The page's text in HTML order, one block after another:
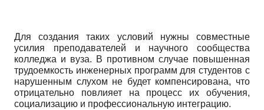
Для создания таких условий нужны совместные
усилия преподавателей и научного сообщества
колледжа и вуза. В противном случае повышенная
трудоемкость инженерных программ для студентов с
нарушенным слухом не будет компенсирована, что
отрицательно повлияет на процесс их обучения,
социализацию и профессиональную интеграцию.